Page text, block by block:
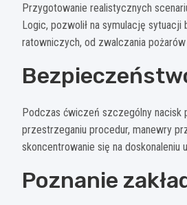
Przygotowanie realistycznych
Logic, pozwolił na symulację
ratowniczych, od zwalczania
Podczas ćwiczeń szczególny nacisk
przestrzeganiu procedur, manewry
skoncentrowanie się na doskonaleniu
Poznanie